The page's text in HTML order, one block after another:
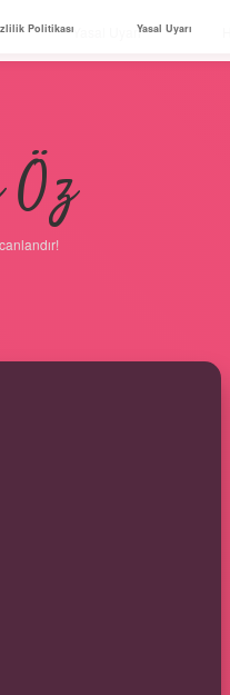
Yasal Uyarı
Öz
Politikası Yasal Uyarı